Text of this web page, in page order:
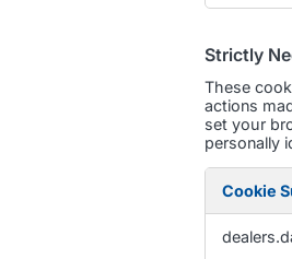
Strictly
These
actions
set your
personally
Necessary
Cookie